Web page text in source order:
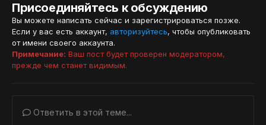
Присоединяйтесь к обсуждению
Вы можете написать сейчас и зарегистрироваться позже.
Если у вас есть аккаунт, авторизуйтесь, чтобы опубликовать
от имени своего аккаунта.
Примечание: Ваш пост будет проверен модератором,
прежде чем станет видимым.
Ответить в этой теме...